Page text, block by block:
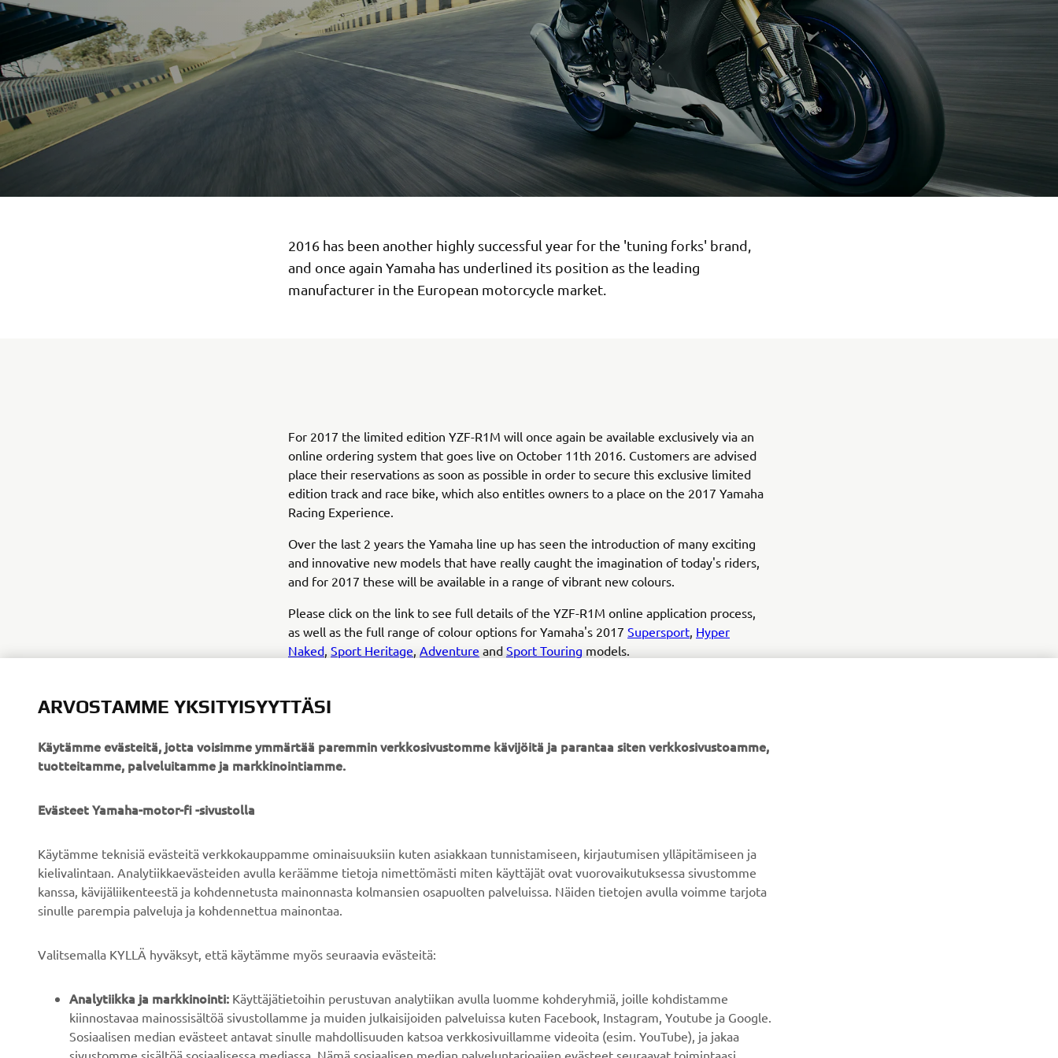
2016 has been another highly successful year for the 'tuning forks' brand,
and once again Yamaha has underlined its position as the leading
manufacturer in the European motorcycle market.
For 2017 the limited edition YZF-R1M will once again be available exclusively via an
online ordering system that goes live on October 11th 2016. Customers are advised
place their reservations as soon as possible in order to secure this exclusive limited
edition track and race bike, which also entitles owners to a place on the 2017 Yamaha
Racing Experience.
Over the last 2 years the Yamaha line up has seen the introduction of many exciting
and innovative new models that have really caught the imagination of today's riders,
and for 2017 these will be available in a range of vibrant new colours.
Please click on the link to see full details of the YZF-R1M online application process,
as well as the full range of colour options for Yamaha's 2017 Supersport, Hyper
Naked, Sport Heritage, Adventure and Sport Touring models.
Uutiset
Tapahtumat
Esitteet
Ryhdy jälleenmyyjäksi
Ihmisoikeuskäytäntö
Viranomaiset
Golfkentät
Autokoulut
Kumppanuudet
Teknistä tietoa
riippumattomille
Yamaha Racing
Mobiilisovellukset
Varaosaluettelo
Huolto
erikoistapahtumista, uusista julkaisuista ja paljon muuta...
ARVOSTAMME YKSITYISYYTTÄSI
Käytämme evästeitä, jotta voisimme ymmärtää paremmin verkkosivustomme kävijöitä ja parantaa siten verkkosivustoamme,
tuotteitamme, palveluitamme ja markkinointiamme.
Evästeet Yamaha-motor-fi -sivustolla
Käytämme teknisiä evästeitä verkkokauppamme ominaisuuksiin kuten asiakkaan tunnistamiseen, kirjautumisen ylläpitämiseen ja
kielivalintaan. Analytiikkaevästeiden avulla keräämme tietoja nimettömästi miten käyttäjät ovat vuorovaikutuksessa sivustomme
kanssa, kävijäliikenteestä ja kohdennetusta mainonnasta kolmansien osapuolten palveluissa. Näiden tietojen avulla voimme tarjota
sinulle parempia palveluja ja kohdennettua mainontaa.
Valitsemalla KYLLÄ hyväksyt, että käytämme myös seuraavia evästeitä:
Analytiikka ja markkinointi: Käyttäjätietoihin perustuvan analytiikan avulla luomme kohderyhmiä, joille kohdistamme
kiinnostavaa mainossisältöä sivustollamme ja muiden julkaisijoiden palveluissa kuten Facebook, Instagram, Youtube ja Google.
Sosiaalisen median evästeet antavat sinulle mahdollisuuden katsoa verkkosivuillamme videoita (esim. YouTube), ja jakaa
sivustomme sisältöä sosiaalisessa mediassa. Nämä sosiaalisen median palveluntarjoajien evästeet seuraavat toimintaasi